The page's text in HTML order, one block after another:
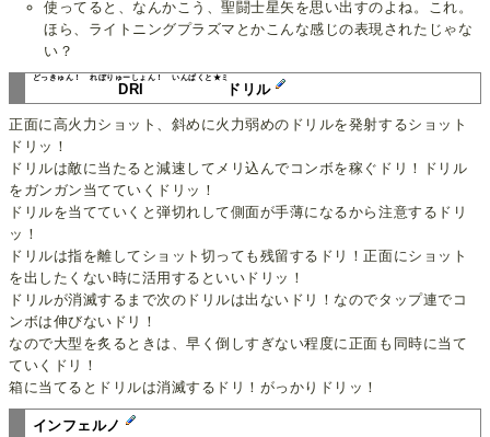
使ってると、なんかこう、聖闘士星矢を思い出すのよね。これ。
ほら、ライトニングプラズマとかこんな感じの表現されたじゃな
い？
DRI
どっきゅん！ れぼりゅーしょん！ いんぱくと★ミ
ドリル
正面に高火力ショット、斜めに火力弱めのドリルを発射するショット
ドリッ！
ドリルは敵に当たると減速してメリ込んでコンボを稼ぐドリ！ドリル
をガンガン当てていくドリッ！
ドリルを当てていくと弾切れして側面が手薄になるから注意するドリ
ッ！
ドリルは指を離してショット切っても残留するドリ！正面にショット
を出したくない時に活用するといいドリッ！
ドリルが消滅するまで次のドリルは出ないドリ！なのでタップ連でコ
ンボは伸びないドリ！
なので大型を炙るときは、早く倒しすぎない程度に正面も同時に当て
ていくドリ！
箱に当てるとドリルは消滅するドリ！がっかりドリッ！
インフェルノ